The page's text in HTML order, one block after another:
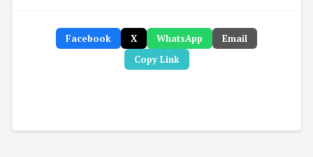
Facebook X WhatsApp
Email
Copy Link